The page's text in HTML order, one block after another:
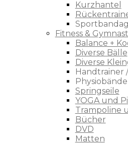
Kurzhantel
Fitness &
Balance +
Diverse Bälle
Diverse
Handtrainer
Springseile
YOGA und
Trampoline
Bücher
DVD
Matten